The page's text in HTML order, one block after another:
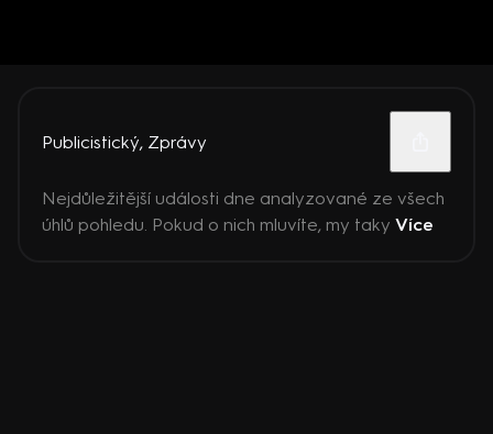
Publicistický, Zprávy
Nejdůležitější události dne analyzované ze všech
úhlů pohledu. Pokud o nich mluvíte, my taky Více